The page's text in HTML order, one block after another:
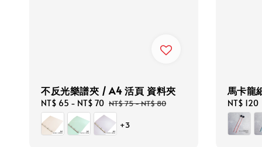
不反光樂譜夾 / A4 活頁 資料夾
Sale
price
NT$ 65 - NT$ 70 Regular
price
NT$ 75-NT$ 80
+3
馬卡龍
Sale
price
NT$ 120